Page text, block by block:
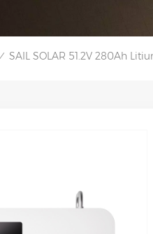
/ SAIL SOLAR 51.2V 280Ah